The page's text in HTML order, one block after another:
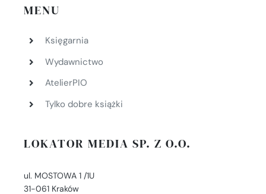
MENU
Księgarnia
Wydawnictwo
AtelierPIO
Tylko dobre książki
LOKATOR MEDIA SP. Z O.O.
ul. MOSTOWA 1 /1U
31-061 Kraków